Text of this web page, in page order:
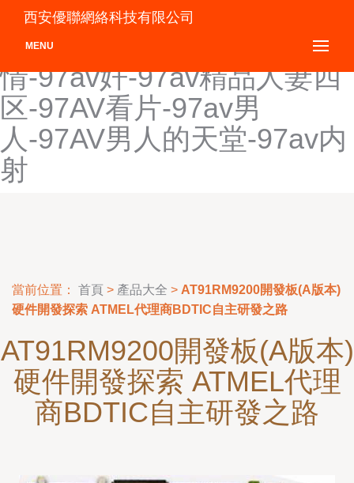
97AV导航-97AV电影
院-97av福利-97AV激
情-97av奸-97av精品人妻四
区-97AV看片-97av男
人-97AV男人的天堂-97av内
射
西安優聯網絡科技有限公司
MENU
當前位置： 首頁 > 產品大全 > AT91RM9200開發板(A版本)
硬件開發探索 ATMEL代理商BDTIC自主研發之路
AT91RM9200開發板(A版本)
硬件開發探索 ATMEL代理
商BDTIC自主研發之路